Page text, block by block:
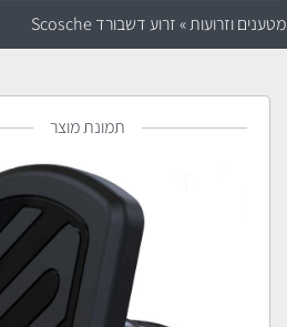
מטענים וזרועות»זרוע דשבורד Scosche
תמונת מוצר